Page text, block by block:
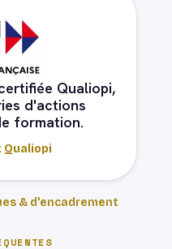
Qualiopi,
d'actions
formation.
& d'encadrement